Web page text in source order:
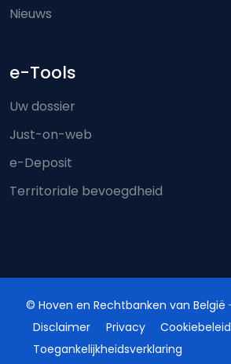
Nieuws
e-Tools
Uw dossier
Just-on-web
e-Deposit
Territoriale bevoegdheid
© Hoven en Rechtbanken van België
Disclaimer
Privacy
Cookiebeleid
Toegankelijkheidsverklaring